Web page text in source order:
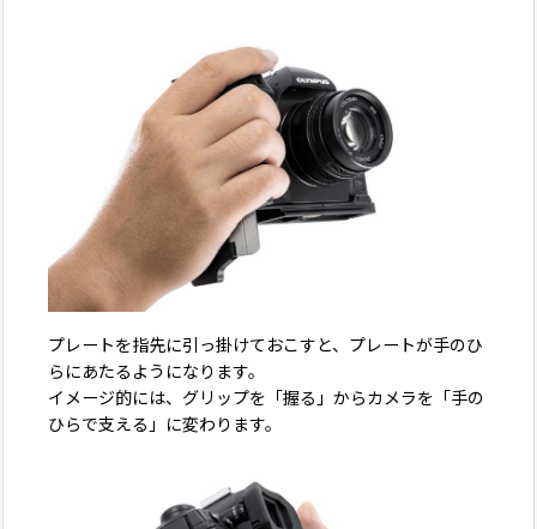
プレートを指先に引っ掛けておこすと、プレートが手のひ
らにあたるようになります。
イメージ的には、グリップを「握る」からカメラを「手の
ひらで支える」に変わります。